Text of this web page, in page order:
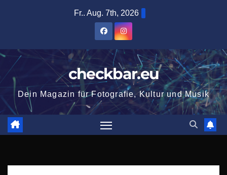
Fr.. Aug. 7th, 2026
checkbar.eu
Dein Magazin für Fotografie, Kultur und Musik